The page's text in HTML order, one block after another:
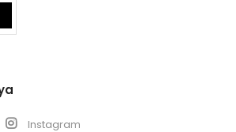
Instagram